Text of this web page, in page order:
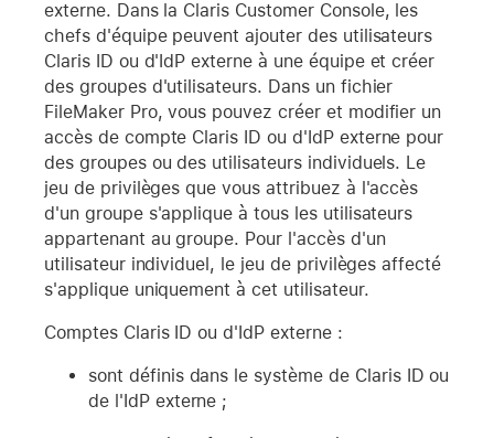
externe. Dans la Claris Customer Console, les
chefs d'équipe peuvent ajouter des utilisateurs
Claris ID ou d'IdP externe à une équipe et créer
des groupes d'utilisateurs. Dans un fichier
FileMaker Pro, vous pouvez créer et modifier un
accès de compte Claris ID ou d'IdP externe pour
des groupes ou des utilisateurs individuels. Le
jeu de privilèges que vous attribuez à l'accès
d'un groupe s'applique à tous les utilisateurs
appartenant au groupe. Pour l'accès d'un
utilisateur individuel, le jeu de privilèges affecté
s'applique uniquement à cet utilisateur.
Comptes Claris ID ou d'IdP externe :
sont définis dans le système de Claris ID ou
de l'IdP externe ;